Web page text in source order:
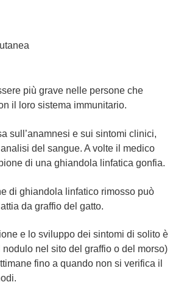
più grave nelle persone che
il loro sistema immunitario.
sull’anamnesi e sui sintomi clinici,
del sangue. A volte il medico
di una ghiandola linfatica gonfia.
di ghiandola linfatico rimosso può
da graffio del gatto.
e lo sviluppo dei sintomi di solito è
nel sito del graffio o del morso)
fino a quando non si verifica il